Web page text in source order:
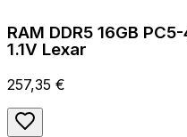
RAM DDR5 16GB
1.1V Lexar
257,35 €